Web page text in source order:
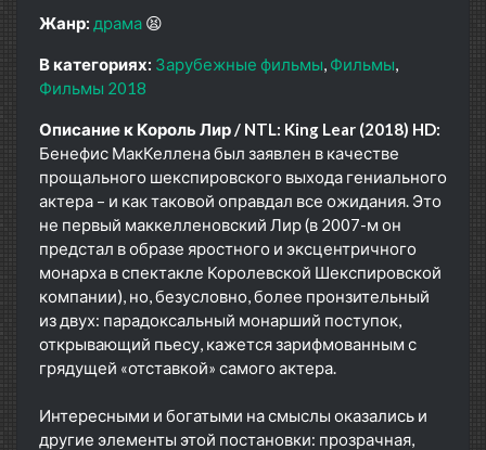
Жанр: драма 😫
В категориях: Зарубежные фильмы Фильмы
Фильмы 2018
Описание к Король Лир / NTL: King Lear (2018) HD:
Бенефис МакКеллена был заявлен в качестве
прощального шекспировского выхода гениального
актера – и как таковой оправдал все ожидания. Это
не первый маккелленовский Лир (в 2007-м он
предстал в образе яростного и эксцентричного
монарха в спектакле Королевской Шекспировской
компании), но, безусловно, более пронзительный
из двух: парадоксальный монарший поступок,
открывающий пьесу, кажется зарифмованным с
грядущей «отставкой» самого актера.
Интересными и богатыми на смыслы оказались и
другие элементы этой постановки: прозрачная,